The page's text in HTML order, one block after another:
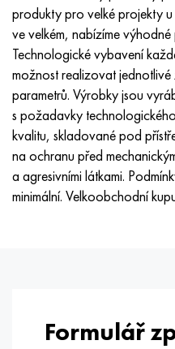
produkty pro velké projekty
ve velkém, nabízíme
Technologické vybavení
možnost realizovat
parametrů. Výrobky jsou
s požadavky
kvalitu, skladované pod
na ochranu před
a agresivními látkami.
minimální. Velkoobchodní
Formulář
Nimonic 263
Haynes 25
Haynes 188
Haynes 230
Hastelloy b2
AM-355 – AM-5547
Custom 450® - uns S45000
Řecký Ascoloy 418
Potrubí odolné proti korozi
50X14MF
65X13
90X18MF
95 x 18
38x2n2ma, 34CrNiMo6,
40hn2ma, 34CrNiMo4,
38 hodin, 37 hodin
38XA, 37Cr4, AISI 5135
38HN3MFA, 35nicrmov12-
40HH, 36NiCr6, AISI 3135